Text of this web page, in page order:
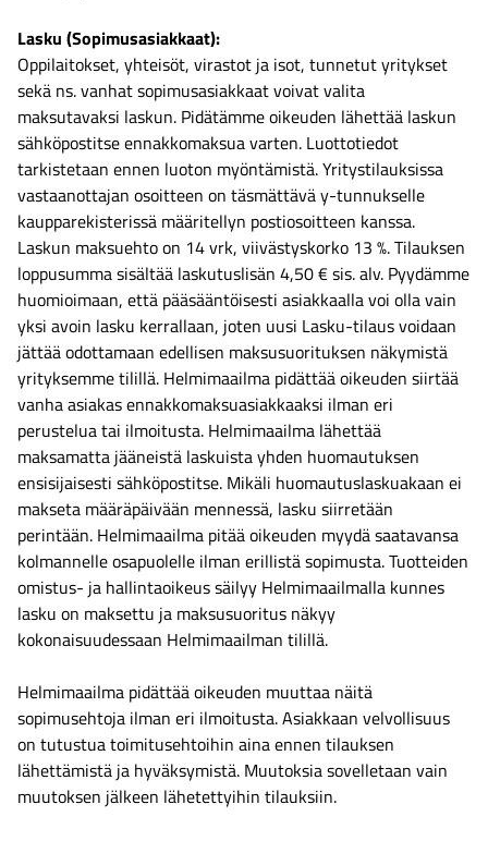
Lasku (Sopimusasiakkaat):
Oppilaitokset, yhteisöt, virastot ja isot, tunnetut yritykset
sekä ns. vanhat sopimusasiakkaat voivat valita
maksutavaksi laskun. Pidätämme oikeuden lähettää laskun
sähköpostitse ennakkomaksua varten. Luottotiedot
tarkistetaan ennen luoton myöntämistä. Yritystilauksissa
vastaanottajan osoitteen on täsmättävä y-tunnukselle
kaupparekisterissä määritellyn postiosoitteen kanssa.
Laskun maksuehto on 14 vrk, viivästyskorko 13 %. Tilauksen
loppusumma sisältää laskutuslisän 4,50 € sis. alv. Pyydämme
huomioimaan, että pääsääntöisesti asiakkaalla voi olla vain
yksi avoin lasku kerrallaan, joten uusi Lasku-tilaus voidaan
jättää odottamaan edellisen maksusuorituksen näkymistä
yrityksemme tilillä. Helmimaailma pidättää oikeuden siirtää
vanha asiakas ennakkomaksuasiakkaaksi ilman eri
perustelua tai ilmoitusta. Helmimaailma lähettää
maksamatta jääneistä laskuista yhden huomautuksen
ensisijaisesti sähköpostitse. Mikäli huomautuslaskuakaan ei
makseta määräpäivään mennessä, lasku siirretään
perintään. Helmimaailma pitää oikeuden myydä saatavansa
kolmannelle osapuolelle ilman erillistä sopimusta. Tuotteiden
omistus- ja hallintaoikeus säilyy Helmimaailmalla kunnes
lasku on maksettu ja maksusuoritus näkyy
kokonaisuudessaan Helmimaailman tilillä.
Helmimaailma pidättää oikeuden muuttaa näitä
sopimusehtoja ilman eri ilmoitusta. Asiakkaan velvollisuus
on tutustua toimitusehtoihin aina ennen tilauksen
lähettämistä ja hyväksymistä. Muutoksia sovelletaan vain
muutoksen jälkeen lähetettyihin tilauksiin.